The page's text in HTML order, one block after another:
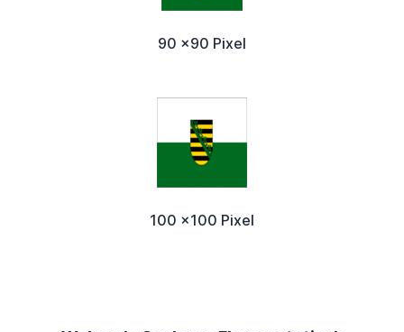
90 x90 Pixel
100 x100 Pixel